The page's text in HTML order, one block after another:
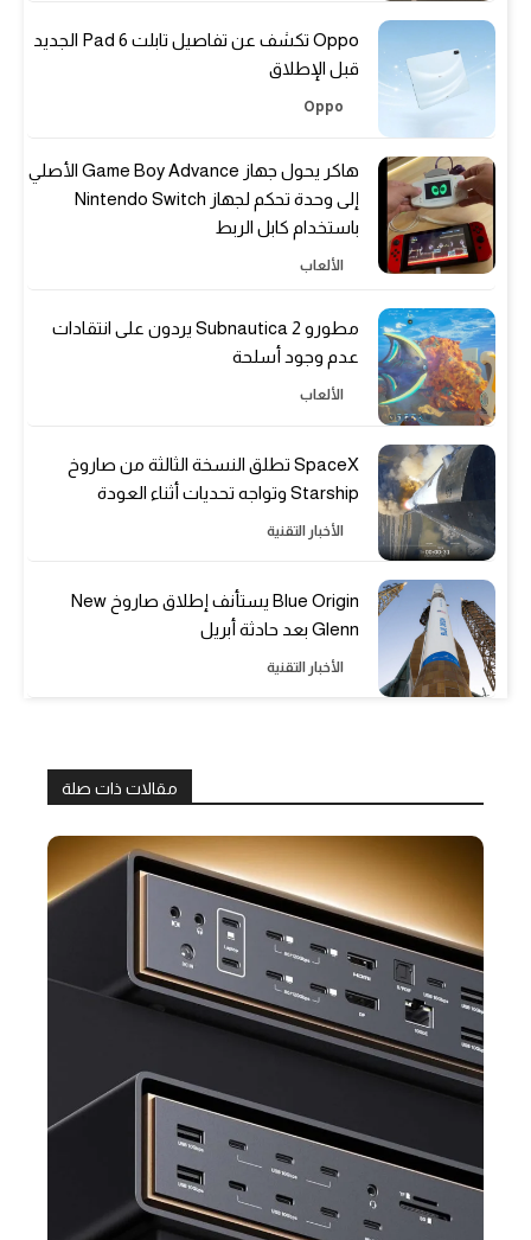
Oppo تكشف عن تفاصيل تابلت Pad 6 الجديد
قبل الإطلاق
Oppo
هاكر يحول جهاز Game Boy Advance الأصلي
إلى وحدة تحكم لجهاز Nintendo Switch
باستخدام كابل الربط
الألعاب
مطورو Subnautica 2 يردون على انتقادات
عدم وجود أسلحة
الألعاب
SpaceX تطلق النسخة الثالثة من صاروخ
Starship وتواجه تحديات أثناء العودة
الأخبار التقنية
Blue Origin يستأنف إطلاق صاروخ New
Glenn بعد حادثة أبريل
الأخبار التقنية
مقالات ذات صلة